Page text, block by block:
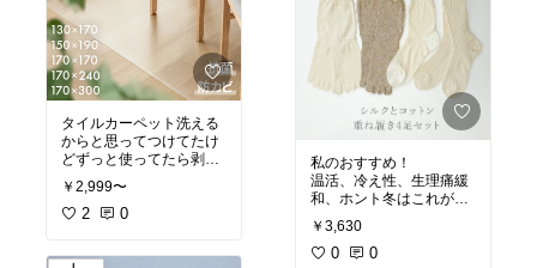
タイルカーペット洗える
からと思ってつけてたけ
どずっと使ってたら剥が
れるようになってきたの
でこれに変えます！買い
ました！
￥2,999〜
2 0
私のおすすめ！
温活、冷え性、生理痛緩
和、ホント冬はこれが無
いとダメ。
寒い朝の起きやすさが段
違い。
￥3,630
0 0